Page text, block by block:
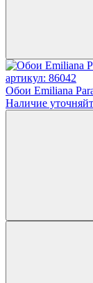
артикул: 86042
Обои Emiliana
Наличие